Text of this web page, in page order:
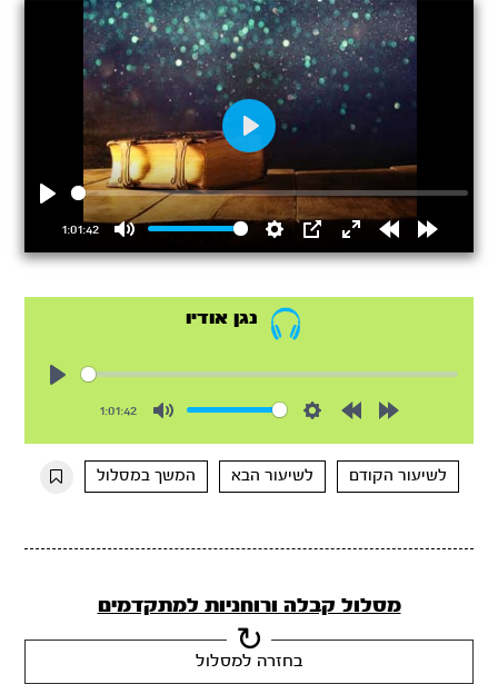
1:01:42
Mute Settings
PIP
EnterRewindForward
Play
נגן אודיו
1:01:42
10s
10s
לשיעור הקודם
לשיעור הבא המשך במסלול
מסלול קבלה ורוחניות למתקדמים
בחזרה למסלול